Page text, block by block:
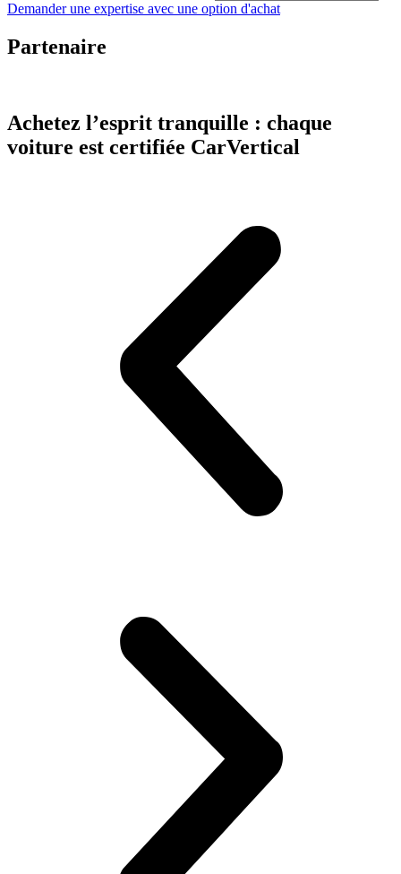
Demander une expertise avec une option d'achat
Partenaire
Achetez l’esprit tranquille : chaque
voiture est certifiée CarVertical